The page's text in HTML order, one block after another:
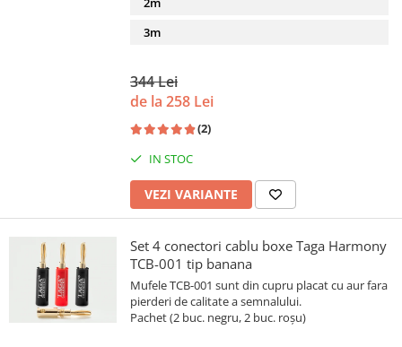
3m
344 Lei
de la 258 Lei
(2)
IN STOC
VEZI VARIANTE
Set 4 conectori cablu boxe Taga Harmony
TCB-001 tip banana
Mufele TCB-001 sunt din cupru placat cu aur fara
pierderi de calitate a semnalului.
Pachet (2 buc. negru, 2 buc. roșu)